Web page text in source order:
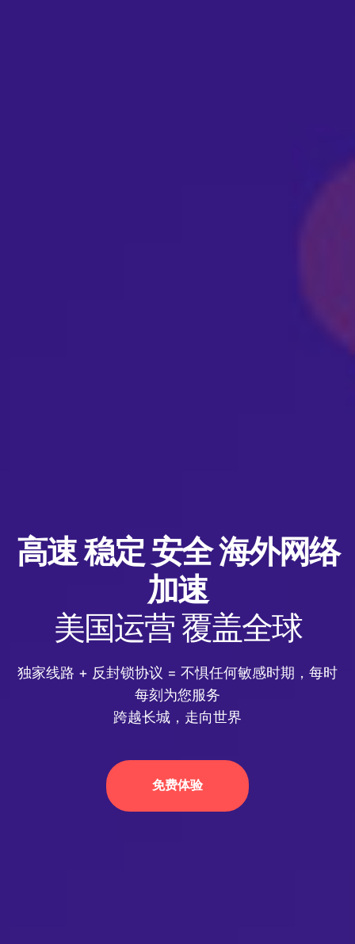
高速 稳定 安全 海外网络
加速
美国运营 覆盖全球
独家线路 + 反封锁协议 = 不惧任何敏感时期，每时
每刻为您服务
跨越长城，走向世界
免费体验